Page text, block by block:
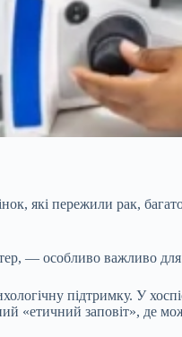
які пережили рак,
— особливо важливо для
підтримку. У
«етичний заповіт», де